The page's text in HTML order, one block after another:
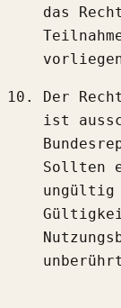
das
Der
ist
Sollten
ungültig